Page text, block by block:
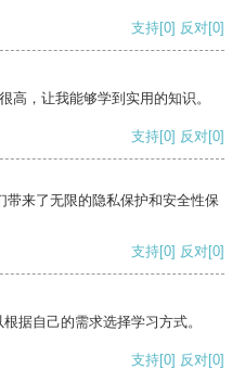
支持[0] 反对[0]
高，让我能够学到实用的知识。
支持[0] 反对[0]
来了无限的隐私保护和安全性保
支持[0] 反对[0]
据自己的需求选择学习方式。
支持[0] 反对[0]